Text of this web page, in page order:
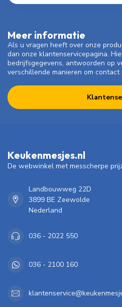
Meer informatie
Als u vragen heeft over onze
dan onze klantenservicepagina.
bedrijfsgegevens, antwoorden op
verschillende manieren om contact
Keukenmesjes.nl
De webwinkel met messcherpe
Landbouwweg 22D
3899 BE Zeewolde
Nederland
036 - 2022 550
036 - 2100 160